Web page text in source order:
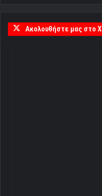
Ακολουθήστε μας στο X